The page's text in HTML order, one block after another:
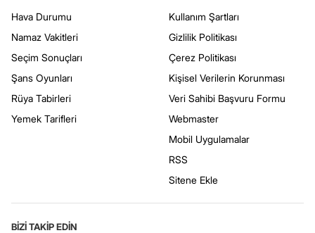
Hava Durumu
Namaz Vakitleri
Seçim Sonuçları
Şans Oyunları
Rüya Tabirleri
Yemek Tarifleri
Kullanım Şartları
Gizlilik Politikası
Çerez Politikası
Kişisel Verilerin Korunması
Veri Sahibi Başvuru Formu
Webmaster
Mobil Uygulamalar
RSS
Sitene Ekle
BİZİ TAKİP EDİN